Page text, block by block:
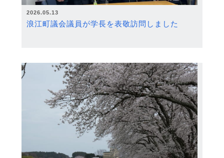
2026.05.13
浪江町議会議員が学長を表敬訪問しました